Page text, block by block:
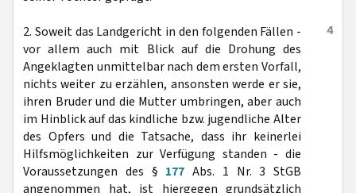
4
2. Soweit das Landgericht in den folgenden Fällen -
vor allem auch mit Blick auf die Drohung des
Angeklagten unmittelbar nach dem ersten Vorfall,
nichts weiter zu erzählen, ansonsten werde er sie,
ihren Bruder und die Mutter umbringen, aber auch
im Hinblick auf das kindliche bzw. jugendliche Alter
des Opfers und die Tatsache, dass ihr keinerlei
Hilfsmöglichkeiten zur Verfügung standen - die
Voraussetzungen des § 177 Abs. 1 Nr. 3 StGB
angenommen hat, ist hiergegen grundsätzlich